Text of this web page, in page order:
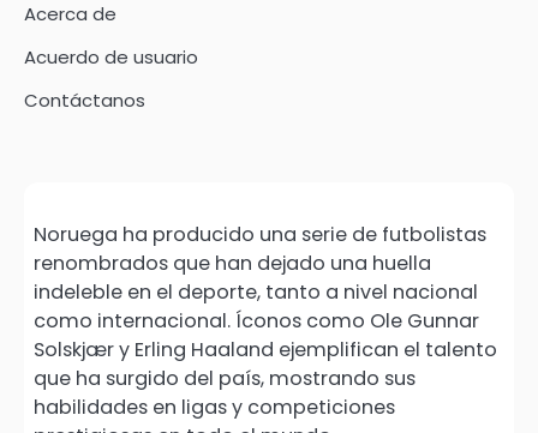
Acerca de
Acuerdo de usuario
Contáctanos
Noruega ha producido una serie de futbolistas
renombrados que han dejado una huella
indeleble en el deporte, tanto a nivel nacional
como internacional. Íconos como Ole Gunnar
Solskjær y Erling Haaland ejemplifican el talento
que ha surgido del país, mostrando sus
habilidades en ligas y competiciones